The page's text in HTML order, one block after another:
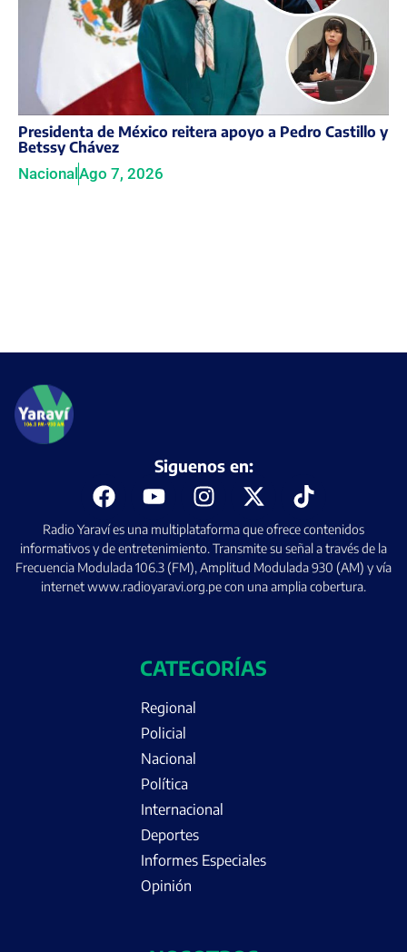
Presidenta de México reitera apoyo a Pedro Castillo y
Betssy Chávez
NacionalAgo 7, 2026
Radio Yaraví es una multiplataforma que ofrece contenidos
informativos y de entretenimiento. Transmite su señal a través de la
Frecuencia Modulada 106.3 (FM), Amplitud Modulada 930 (AM) y vía
internet www.radioyaravi.org.pe con una amplia cobertura.
Siguenos en:
CATEGORÍAS
Regional
Policial
Nacional
Política
Internacional
Deportes
Informes Especiales
Opinión